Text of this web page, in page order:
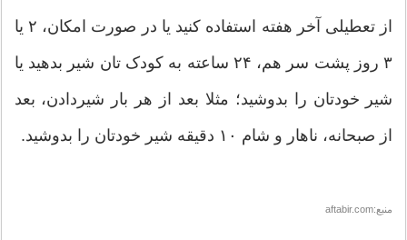
از تعطیلی آخر هفته استفاده کنید یا در صورت امکان، ۲ یا
۳ روز پشت سر هم، ۲۴ ساعته به کودک تان شیر بدهید یا
شیر خودتان را بدوشید؛ مثلا بعد از هر بار شیردادن، بعد
از صبحانه، ناهار و شام ۱۰ دقیقه شیر خودتان را بدوشید.
منبع:aftabir.com